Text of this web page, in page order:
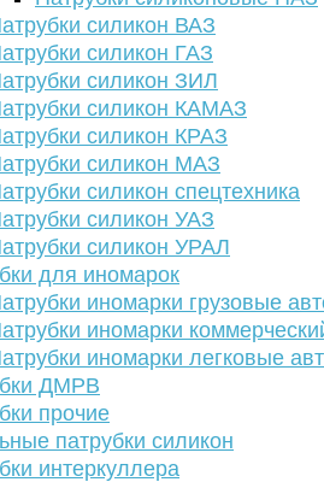
силикон ВАЗ
силикон ГАЗ
силикон ЗИЛ
силикон КАМАЗ
силикон КРАЗ
силикон МАЗ
силикон спецтехника
силикон УАЗ
силикон УРАЛ
для иномарок
иномарки грузовые
иномарки
иномарки легковые
ДМРВ
прочие
патрубки силикон
интеркуллера